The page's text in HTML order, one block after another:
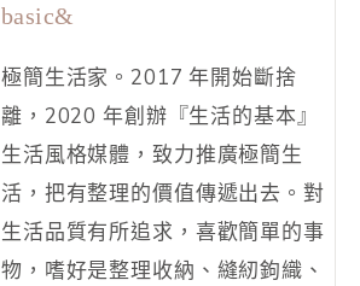
basic&
極簡生活家。2017 年開始斷捨
離，2020 年創辦『生活的基本』
生活風格媒體，致力推廣極簡生
活，把有整理的價值傳遞出去。對
生活品質有所追求，喜歡簡單的事
物，嗜好是整理收納、縫紉鉤織、